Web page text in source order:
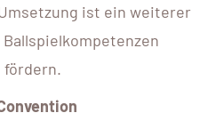
ist ein weiterer
fördern.